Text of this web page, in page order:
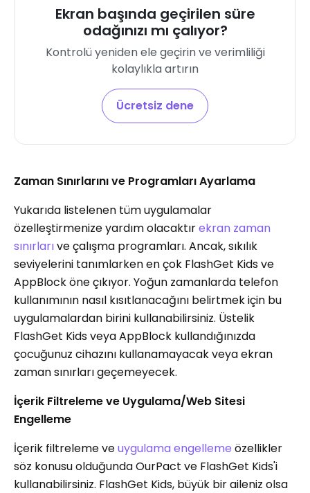
Ekran başında geçirilen süre
odağınızı mı çalıyor?
Kontrolü yeniden ele geçirin ve verimliliği
kolaylıkla artırın
Ücretsiz dene
Zaman Sınırlarını ve Programları Ayarlama
Yukarıda listelenen tüm uygulamalar
özelleştirmenize yardım olacaktırekran zaman
sınırlarıve çalışma programları. Ancak, sıkılık
seviyelerini tanımlarken en çok FlashGet Kids ve
AppBlock öne çıkıyor. Yoğun zamanlarda telefon
kullanımının nasıl kısıtlanacağını belirtmek için bu
uygulamalardan birini kullanabilirsiniz. Üstelik
FlashGet Kids veya AppBlock kullandığınızda
çocuğunuz cihazını kullanamayacak veya ekran
zaman sınırları geçemeyecek.
İçerik Filtreleme ve Uygulama/Web Sitesi
Engelleme
İçerik filtreleme veuygulama engelleme özellikler
söz konusu olduğunda OurPact ve FlashGet Kids'i
kullanabilirsiniz. FlashGet Kids, büyük bir aileniz olsa